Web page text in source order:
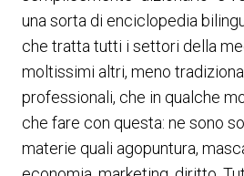
una sorta di enciclopedia
che tratta tutti i settori della
moltissimi altri, meno
professionali, che in qualche
che fare con questa: ne sono
materie quali agopuntura,